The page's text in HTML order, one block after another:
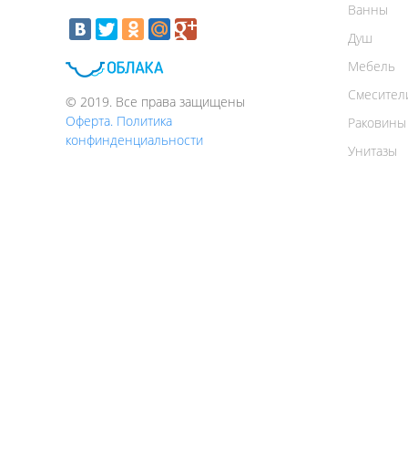
© 2019. Все права защищены
Оферта. Политика
конфинденциальности
Ванны
Душ
Мебель
Раковины
Унитазы